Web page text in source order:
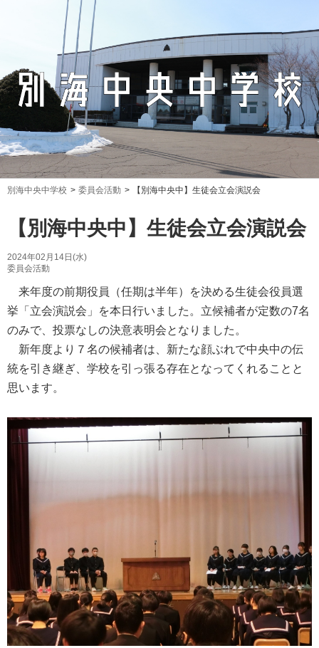
別海中央中学校 委員会活動 【別海中央中】生徒会立会演説会
【別海中央中】生徒会立会演説会
2024年02月14日(水)
委員会活動
来年度の前期役員（任期は半年）を決める生徒会役員選
挙「立会演説会」を本日行いました。立候補者が定数の7名
のみで、投票なしの決意表明会となりました。
新年度より７名の候補者は、新たな顔ぶれで中央中の伝
統を引き継ぎ、学校を引っ張る存在となってくれることと
思います。